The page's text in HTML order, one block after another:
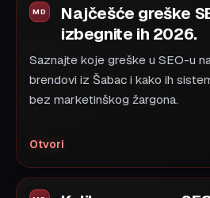
Najčešće greške
izbegnite ih 2026.
Saznajte koje greške u SEO-u
brendovi iz Šabac i kako ih
bez marketinškog žargona.
Otvori